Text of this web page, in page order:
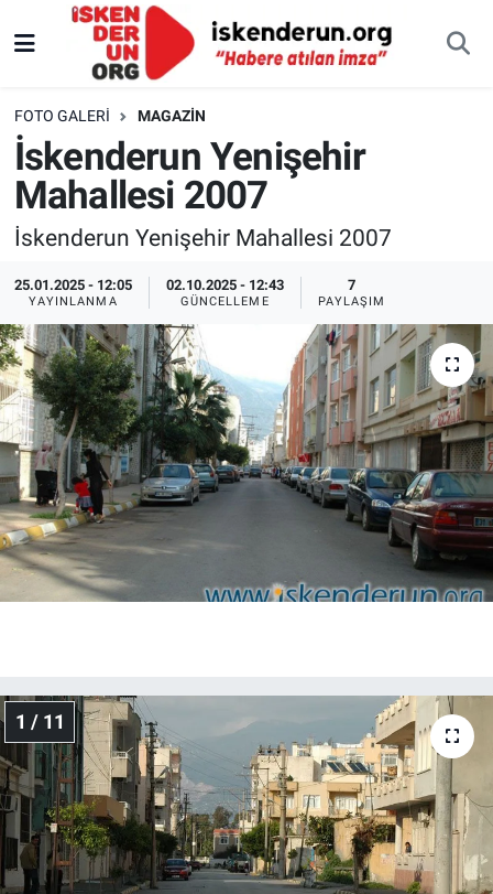
FOTO GALERI MAGAZIN
İskenderun Yenişehir
Mahallesi 2007
İskenderun Yenişehir Mahallesi 2007
25.01.2025 - 12:05
YAYINLANMA
02.10.2025 - 12:43
GÜNCELLEME
7
PAYLAŞIM
1 / 11